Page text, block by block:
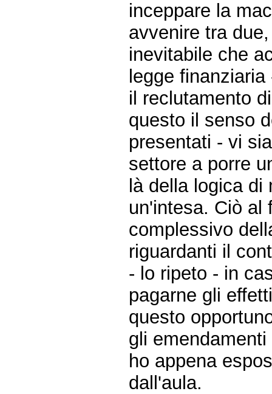
inceppare la
avvenire tra
inevitabile che
legge
il reclutamento
questo il senso
presentati - vi
settore a porre
là della logica
un'intesa. Ciò al
complessivo
riguardanti il
- lo ripeto - in
pagarne gli
questo
gli
ho appena
dall'aula.